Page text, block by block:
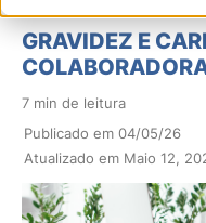
GRAVIDEZ E
7 min de leitura
Publicado em 04/05/26
Atualizado em Maio 12,